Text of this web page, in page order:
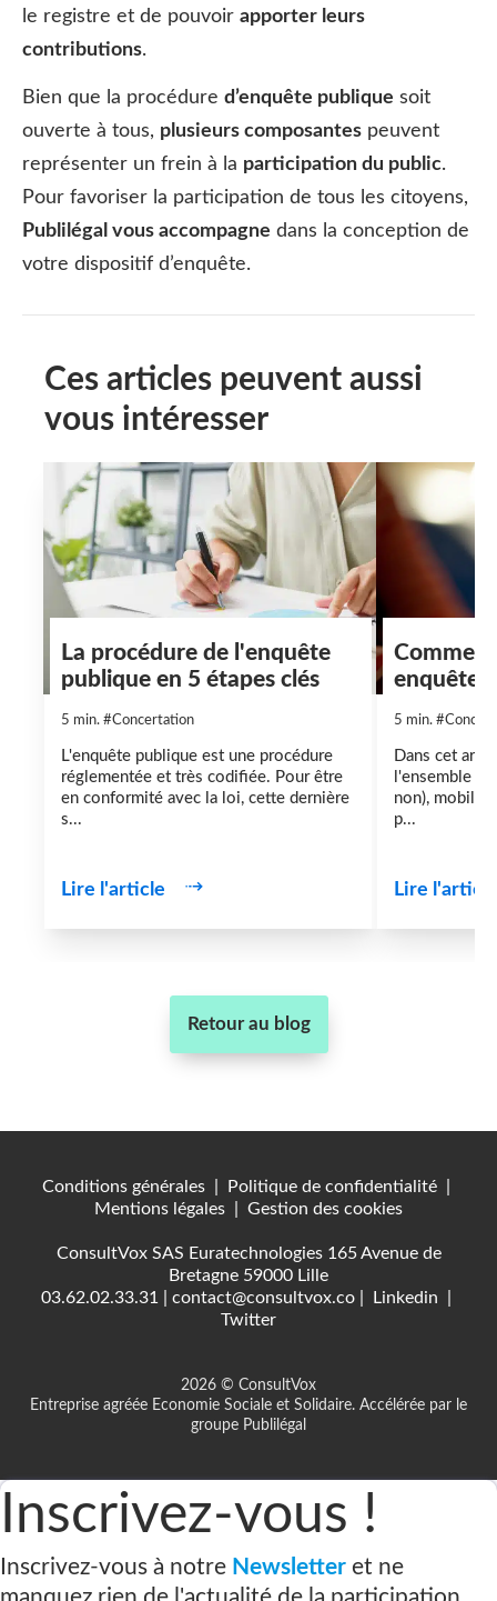
le registre et de pouvoir apporter leurs
contributions.
Bien que la procédure d’enquête publique soit
ouverte à tous, plusieurs composantes peuvent
représenter un frein à la participation du public.
Pour favoriser la participation de tous les citoyens,
Publilégal vous accompagne dans la conception de
votre dispositif d’enquête.
Ces articles peuvent aussi
vous intéresser
La procédure de l'enquête
publique en 5 étapes clés
5 min. #Concertation
L'enquête publique est une procédure
réglementée et très codifiée. Pour être
en conformité avec la loi, cette dernière
s...
Lire l'article
enquête
5 min.
Dans cet
l'ensemble
non),
p...
Lire
Retour au blog
Conditions générales Politique de confidentialité
Mentions légales
Gestion des cookies
ConsultVox SAS Euratechnologies 165 Avenue de
Bretagne 59000 Lille
03.62.02.33.31
contact@consultvox.co Linkedin
Twitter
2026 © ConsultVox
Entreprise agréée Economie Sociale et Solidaire. Accélérée par le
groupe Publilégal
Inscrivez-vous !
Inscrivez-vous à notre Newsletter et ne